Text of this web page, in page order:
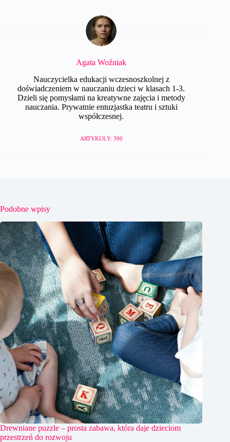
Agata Woźniak
Nauczycielka edukacji wczesnoszkolnej z
doświadczeniem w nauczaniu dzieci w klasach 1-3.
Dzieli się pomysłami na kreatywne zajęcia i metody
nauczania. Prywatnie entuzjastka teatru i sztuki
współczesnej.
ARTYKUŁY: 390
Podobne wpisy
Drewniane puzzle – prosta zabawa, która daje dzieciom
przestrzeń do rozwoju